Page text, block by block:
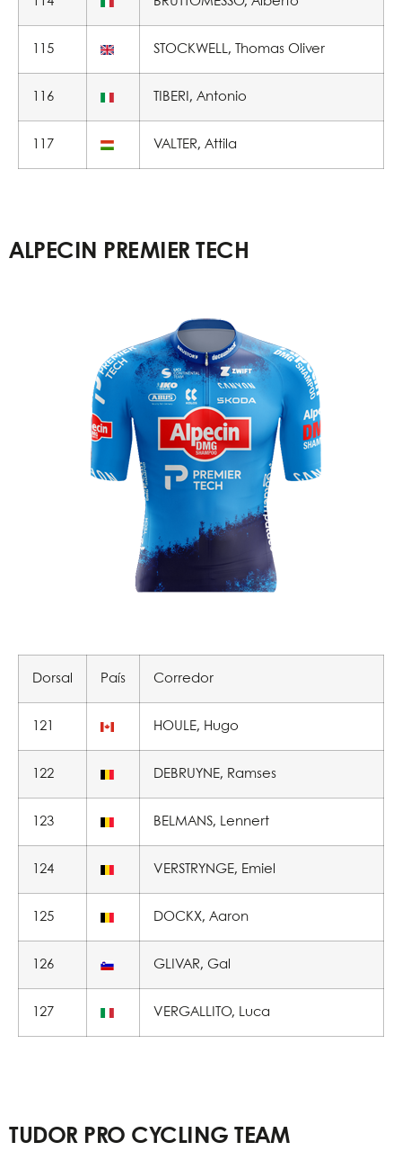
115 STOCKWELL, Thomas Oliver
116 TIBERI, Antonio
117 VALTER, Attila
ALPECIN PREMIER TECH
Dorsal País Corredor
121 HOULE, Hugo
122 DEBRUYNE, Ramses
123 BELMANS, Lennert
124 VERSTRYNGE, Emiel
125 DOCKX, Aaron
126 GLIVAR, Gal
127 VERGALLITO, Luca
TUDOR PRO CYCLING TEAM